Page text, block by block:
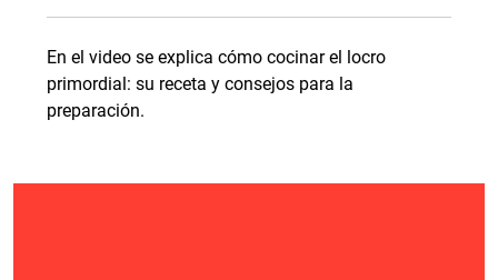
En el video se explica cómo cocinar el locro
primordial: su receta y consejos para la
preparación.